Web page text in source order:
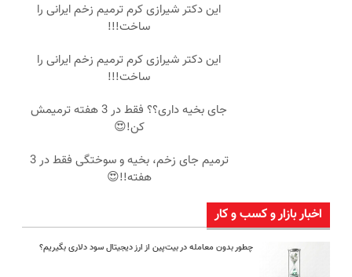
این دکتر شیرازی کرم ترمیم زخم ایرانی را
ساخت!!!
این دکتر شیرازی کرم ترمیم زخم ایرانی را
ساخت!!!
جای بخیه داری؟؟ فقط در 3 هفته ترمیمش
کن!😍
ترمیم جای زخم، بخیه و سوختگی فقط در 3
هفته!!😍
اخبار بازار و کسب و کار
چطور بدون معامله در بیت‌پین از ارز دیجیتال سود دلاری بگیریم؟